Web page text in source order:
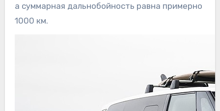
а суммарная дальнобойность равна примерно
1000 км.